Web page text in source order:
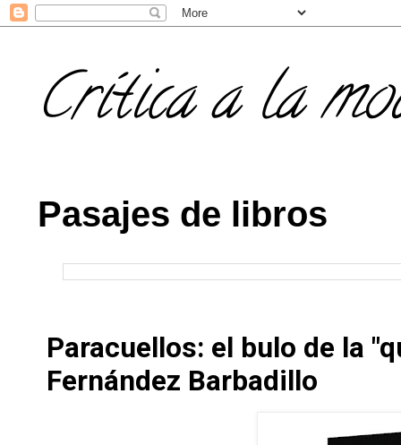
Crítica a la
Pasajes de libros
Paracuellos: el bulo de la
Fernández Barbadillo